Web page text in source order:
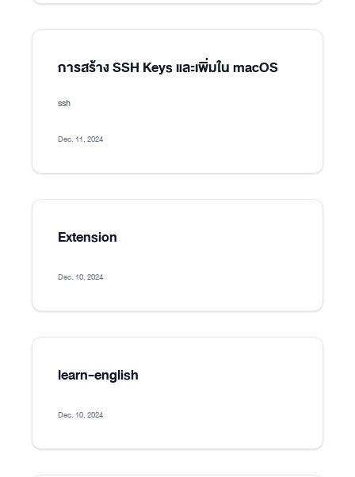
การสร้าง SSH Keys และเพิ่มใน macOS
ssh
Dec. 11, 2024
Extension
Dec. 10, 2024
learn-english
Dec. 10, 2024